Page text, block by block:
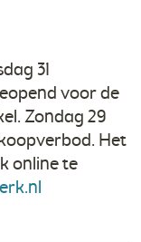
31
voor de
Zondag 29
Het
online te